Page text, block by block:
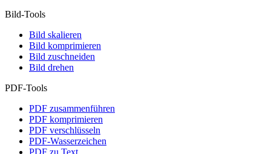
Bild-Tools
Bild skalieren
Bild komprimieren
Bild zuschneiden
Bild drehen
PDF-Tools
PDF zusammenführen
PDF komprimieren
PDF verschlüsseln
PDF-Wasserzeichen